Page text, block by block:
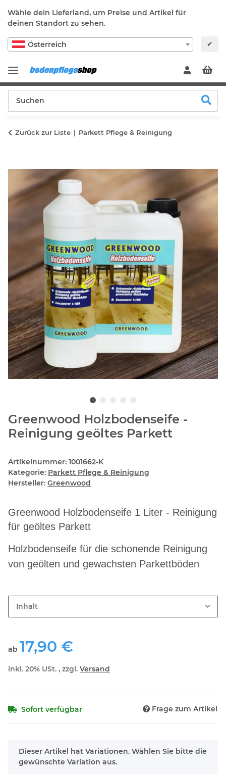
Wähle dein Lieferland, um Preise und Artikel für
deinen Standort zu sehen.
Österreich ✔
Zurück zur Liste Parkett Pflege & Reinigung
Greenwood Holzbodenseife -
Reinigung geöltes Parkett
Artikelnummer: 1001662-K
Kategorie: Parkett Pflege & Reinigung
Hersteller: Greenwood
Greenwood Holzbodenseife 1 Liter - Reinigung
für geöltes Parkett
Holzbodenseife für die schonende Reinigung
von geölten und gewachsten Parkettböden
Inhalt
ab 17,90 €
inkl. 20% USt. , zzgl. Versand
Sofort verfügbar Frage zum Artikel
x
Dieser Artikel hat Variationen. Wählen Sie bitte die
gewünschte Variation aus.